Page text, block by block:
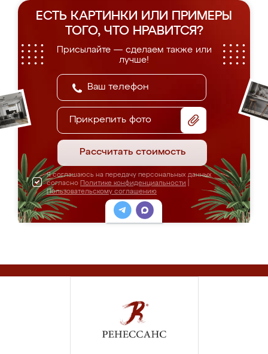
ЕСТЬ КАРТИНКИ ИЛИ ПРИМЕРЫ
ТОГО, ЧТО НРАВИТСЯ?
Присылайте — сделаем также или
лучше!
Прикрепить фото
Рассчитать стоимость
Я соглашаюсь на передачу персональных данных
согласно Политике конфиденциальности
Пользовательскому соглашению